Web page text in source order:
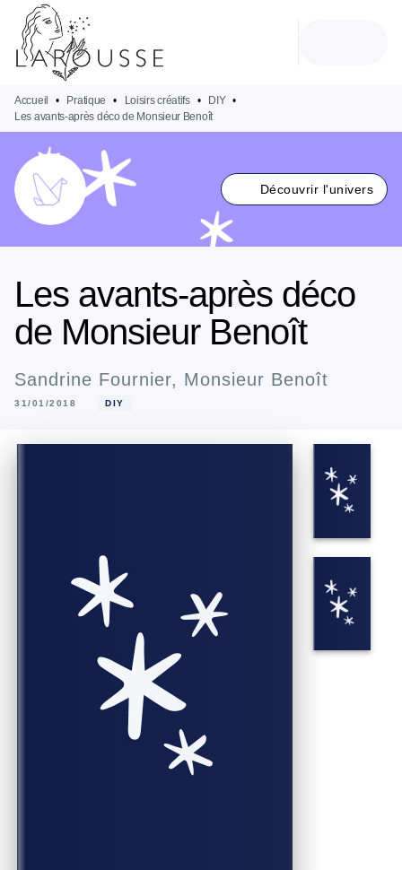
MENU
PIED DE PAGE
Accueil • Pratique • Loisirs créatifs • DIY •
Les avants-après déco de Monsieur Benoît
Découvrir l'univers
Les avants-après déco
de Monsieur Benoît
Sandrine Fournier, Monsieur Benoît
31/01/2018 DIY